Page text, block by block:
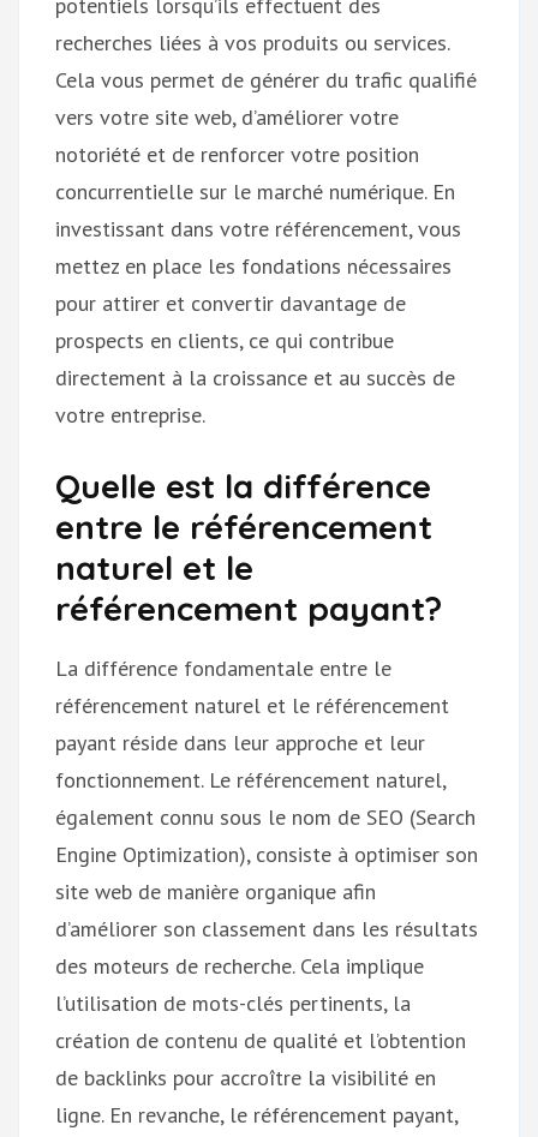
potentiels lorsqu’ils effectuent des
recherches liées à vos produits ou services.
Cela vous permet de générer du trafic qualifié
vers votre site web, d’améliorer votre
notoriété et de renforcer votre position
concurrentielle sur le marché numérique. En
investissant dans votre référencement, vous
mettez en place les fondations nécessaires
pour attirer et convertir davantage de
prospects en clients, ce qui contribue
directement à la croissance et au succès de
votre entreprise.
Quelle est la différence
entre le référencement
naturel et le
référencement payant?
La différence fondamentale entre le
référencement naturel et le référencement
payant réside dans leur approche et leur
fonctionnement. Le référencement naturel,
également connu sous le nom de SEO (Search
Engine Optimization), consiste à optimiser son
site web de manière organique afin
d’améliorer son classement dans les résultats
des moteurs de recherche. Cela implique
l’utilisation de mots-clés pertinents, la
création de contenu de qualité et l’obtention
de backlinks pour accroître la visibilité en
ligne. En revanche, le référencement payant,